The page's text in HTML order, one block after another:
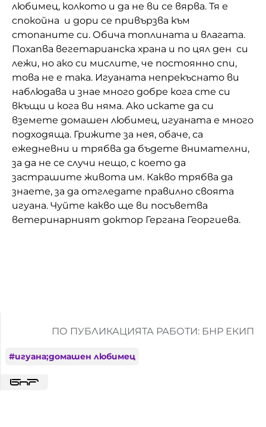
Като Айнщайн
Домашен любимец
Питаме Ви
До ре ми
любимец, колкото и да не ви се вярва. Тя е
спокойна и дори се привързва към
стопаните си. Обича топлината и влагата.
Похапва вегетарианска храна и по цял ден си
лежи, но ако си мислите, че постоянно спи,
това не е така. Игуаната непрекъснато ви
наблюдава и знае много добре кога сте си
вкъщи и кога ви няма. Ако искате да си
вземете домашен любимец, игуаната е много
подходяща. Грижите за нея, обаче, са
ежедневни и трябва да бъдете внимателни,
за да не се случи нещо, с което да
застрашите живота им. Какво трябва да
знаете, за да отгледате правилно своята
игуана. Чуйте какво ще ви посъветва
ветеринарният доктор Гергана Георгиева.
ПО ПУБЛИКАЦИЯТА РАБОТИ: БНР ЕКИП
#игуана;домашен любимец